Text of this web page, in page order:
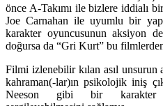
önce A-Takımı ile bizlere iddialı
Joe Carnahan ile uyumlu bir
karakter oyuncusunun aksiyon
doğursa da “Gri Kurt” bu
Filmi izlenebilir kılan asıl
kahraman(-lar)ın psikolojik iniş
Neeson gibi bir karakter